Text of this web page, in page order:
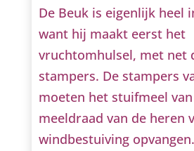
De Beuk is eigenlijk heel
want hij maakt eerst het
vruchtomhulsel, met net
stampers. De stampers
moeten het stuifmeel
meeldraad van de heren
windbestuiving